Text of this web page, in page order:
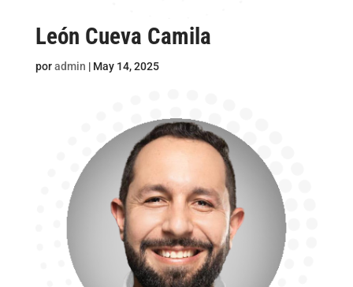
León Cueva Camila
poradmin | May 14, 2025